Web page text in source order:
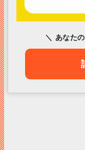
＼ あなた